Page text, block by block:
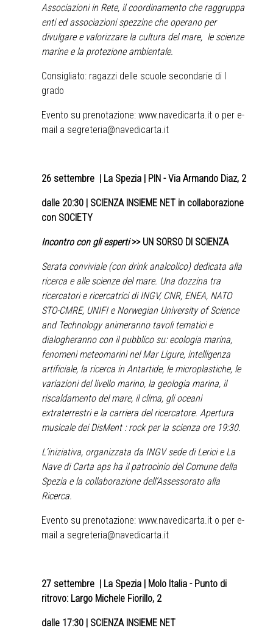
Associazioni in Rete, il coordinamento che raggruppa
enti ed associazioni spezzine che operano per
divulgare e valorizzare la cultura del mare, le scienze
marine e la protezione ambientale.
Consigliato: ragazzi delle scuole secondarie di I
grado
Evento su prenotazione: www.navedicarta.it o per e-
mail a segreteria@navedicarta.it
26 settembre | La Spezia | PIN - Via Armando Diaz, 2
dalle 20:30 | SCIENZA INSIEME NET in collaborazione
con SOCIETY
Incontro con gli esperti>> UN SORSO DI SCIENZA
Serata conviviale (con drink analcolico) dedicata alla
ricerca e alle scienze del mare. Una dozzina tra
ricercatori e ricercatrici di INGV, CNR, ENEA, NATO
STO-CMRE, UNIFI e Norwegian University of Science
and Technology animeranno tavoli tematici e
dialogheranno con il pubblico su: ecologia marina,
fenomeni meteomarini nel Mar Ligure, intelligenza
artificiale, la ricerca in Antartide, le microplastiche, le
variazioni del livello marino, la geologia marina, il
riscaldamento del mare, il clima, gli oceani
extraterrestri e la carriera del ricercatore. Apertura
musicale dei DisMent : rock per la scienza ore 19:30.
L’iniziativa, organizzata da INGV sede di Lerici e La
Nave di Carta aps ha il patrocinio del Comune della
Spezia e la collaborazione dell’Assessorato alla
Ricerca.
Evento su prenotazione: www.navedicarta.it o per e-
mail a segreteria@navedicarta.it
27 settembre
| La Spezia | Molo Italia - Punto di
ritrovo: Largo Michele Fiorillo, 2
dalle 17:30 | SCIENZA INSIEME NET